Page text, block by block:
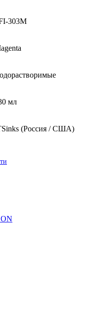
303M
мл
(Россия / США)